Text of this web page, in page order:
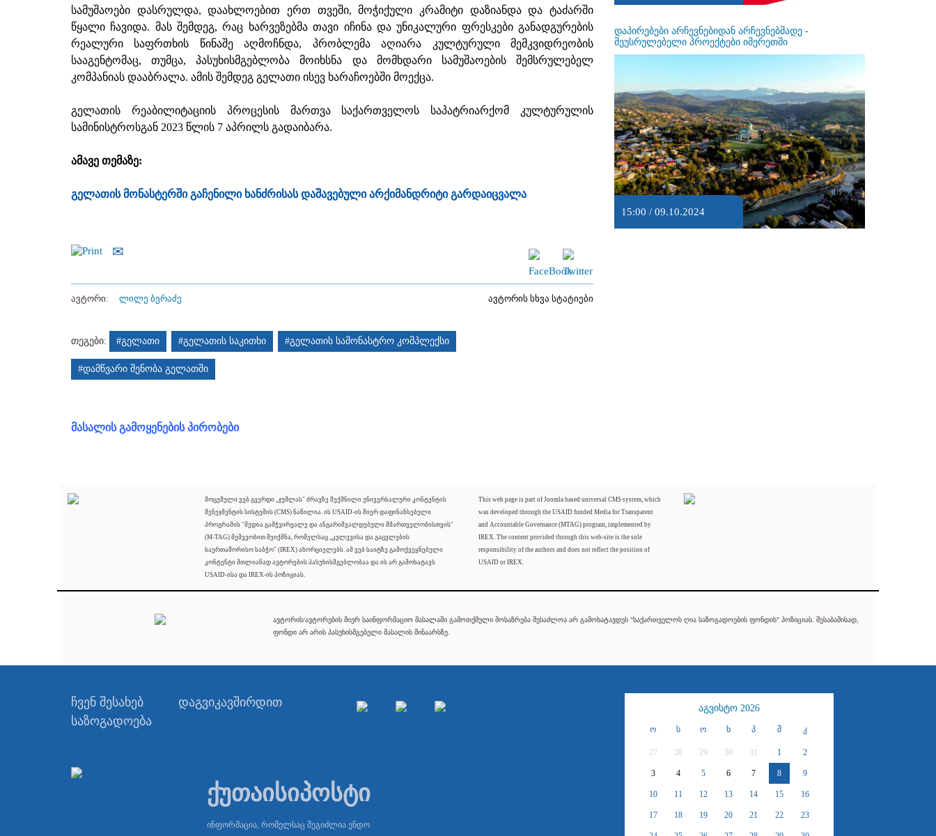
სამუშაოები დასრულდა, დაახლოებით ერთ თვეში, მოჭიქული კრამიტი დაზიანდა და ტაძარში
წყალი ჩავიდა. მას შემდეგ, რაც ხარვეზებმა თავი იჩინა და უნიკალური ფრესკები განადგურების
რეალური საფრთხის წინაშე აღმოჩნდა, პრობლემა აღიარა კულტურული მემკვიდრეობის
სააგენტომაც, თუმცა, პასუხისმგებლობა მოიხსნა და მომხდარი სამუშაოების შემსრულებელ
კომპანიას დააბრალა. ამის შემდეგ გელათი ისევ ხარაჩოებში მოექცა.
გელათის რეაბილიტაციის პროცესის მართვა საქართველოს საპატრიარქომ კულტურულის
სამინისტროსგან 2023 წლის 7 აპრილს გადაიბარა.
ამავე თემაზე:
გელათის მონასტერში გაჩენილი ხანძრისას დაშავებული არქიმანდრიტი გარდაიცვალა
ავტორი: ლილე ბერაძე ავტორის სხვა სტატიები
თეგები: #გელათი #გელათის საკითხი #გელათის სამონასტრო კომპლექსი
#დამწვარი შენობა გელათში
მასალის გამოყენების პირობები
დაპირებები არჩევნებიდან არჩევნებმადე -
შეუსრულებელი პროექტები იმერეთში
15:00 / 09.10.2024
მოცემული ვებ გვერდი „ჯუმლას" ძრავზე შექმნილი უნივერსალური კონტენტის
მენეჯმენტის სისტემის (CMS) ნაწილია. ის USAID-ის მიერ დაფინანსებული
პროგრამის "მედია გამჭვირვალე და ანგარიშვალდებული მმართველობისთვის"
(M-TAG) მეშვეობით შეიქმნა, რომელსაც „კვლევისა და გაცვლების
საერთაშორისო საბჭო" (IREX) ახორციელებს. ამ ვებ საიტზე გამოქვეყნებული
კონტენტი მთლიანად ავტორების პასუხისმგებლობაა და ის არ გამოხატავს
USAID-ისა და IREX-ის პოზიციას.
This web page is part of Joomla based universal CMS system, which
was developed through the USAID funded Media for Transparent
and Accountable Governance (MTAG) program, implemented by
IREX. The content provided through this web-site is the sole
responsibility of the authors and does not reflect the position of
USAID or IREX.
ავტორის/ავტორების მიერ საინფორმაციო მასალაში გამოთქმული მოსაზრება შესაძლოა არ გამოხატავდეს "საქართველოს ღია საზოგადოების ფონდის" პოზიციას. შესაბამისად,
ფონდი არ არის პასუხისმგებელი მასალის შინაარსზე.
ჩვენ შესახებ
დაგვიკავშირდით
საზოგადოება
ქუთაისიპოსტი
ინფორმაცია, რომელსაც შეგიძლია ენდო
აგვისტო 2026
ო ს ო ხ პ შ კ
27 28 29 30 31 1 2
3 4 5 6 7 8 9
10 11 12 13 14 15 16
17 18 19 20 21 22 23